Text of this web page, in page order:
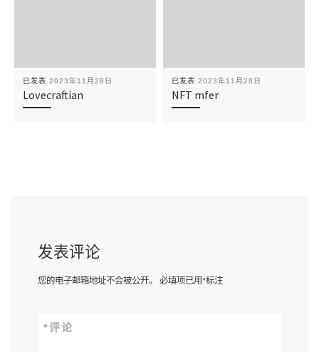
已发表 2023年11月28日
Lovecraftian
已发表 2023年11月28日
NFT mfer
发表评论
您的电子邮箱地址不会被公开。 必填项已用*标注
评论
*